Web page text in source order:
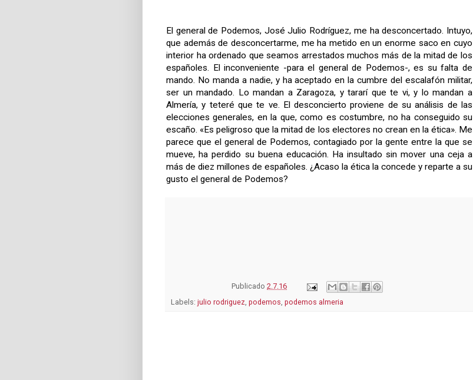
El general de Podemos, José Julio Rodríguez, me ha desconcertado. Intuyo,
que además de desconcertarme, me ha metido en un enorme saco en cuyo
interior ha ordenado que seamos arrestados muchos más de la mitad de los
españoles. El inconveniente -para el general de Podemos-, es su falta de
mando. No manda a nadie, y ha aceptado en la cumbre del escalafón militar,
ser un mandado. Lo mandan a Zaragoza, y tararí que te vi, y lo mandan a
Almería, y teteré que te ve. El desconcierto proviene de su análisis de las
elecciones generales, en la que, como es costumbre, no ha conseguido su
escaño. «Es peligroso que la mitad de los electores no crean en la ética». Me
parece que el general de Podemos, contagiado por la gente entre la que se
mueve, ha perdido su buena educación. Ha insultado sin mover una ceja a
más de diez millones de españoles. ¿Acaso la ética la concede y reparte a su
gusto el general de Podemos?
Publicado 2.7.16
Labels: julio rodriguez, podemos, podemos almeria